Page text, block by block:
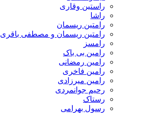
راستین وقاری
راشا
رامتین ریسمان
رامتین ریسمان و مصطفی باقری
رامسز
رامین بی باک
رامین رمضانی
رامین فاخری
رامین میرزادی
رحیم جوانمردی
رستاک
رسول بهرامی